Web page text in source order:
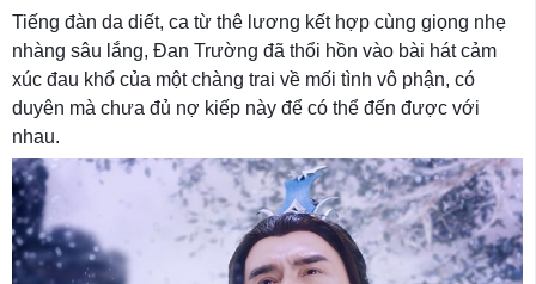
Tiếng đàn da diết, ca từ thê lương kết hợp cùng giọng nhẹ
nhàng sâu lắng, Đan Trường đã thổi hồn vào bài hát cảm
xúc đau khổ của một chàng trai về mối tình vô phận, có
duyên mà chưa đủ nợ kiếp này để có thể đến được với
nhau.